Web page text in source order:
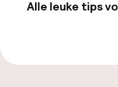
Alle leuke tips